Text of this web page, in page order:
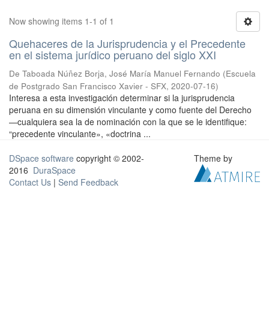
Now showing items 1-1 of 1
Quehaceres de la Jurisprudencia y el Precedente
en el sistema jurídico peruano del siglo XXI
De Taboada Núñez Borja, José María Manuel Fernando (Escuela
de Postgrado San Francisco Xavier - SFX, 2020-07-16)
Interesa a esta investigación determinar si la jurisprudencia
peruana en su dimensión vinculante y como fuente del Derecho
—cualquiera sea la de nominación con la que se le identifique:
“precedente vinculante», «doctrina ...
DSpace software copyright © 2002-
2016 DuraSpace
Contact Us | Send Feedback
Theme by